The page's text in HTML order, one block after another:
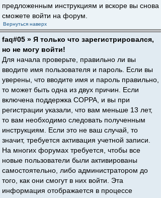
предложенным инструкциям и вскоре вы снова
сможете войти на форум.
Вернуться наверх
faq#05 » Я только что зарегистрировался,
но не могу войти!
Для начала проверьте, правильно ли вы
вводите имя пользователя и пароль. Если вы
уверены, что вводите имя и пароль правильно,
то может быть одна из двух причин. Если
включена поддержка COPPA, и вы при
регистрации указали, что вам меньше 13 лет,
то вам необходимо следовать полученным
инструкциям. Если это не ваш случай, то
значит, требуется активация учетной записи.
На многих форумах требуется, чтобы все
новые пользователи были активированы
самостоятельно, либо администратором до
того, как они смогут в них войти. Эта
информация отображается в процессе